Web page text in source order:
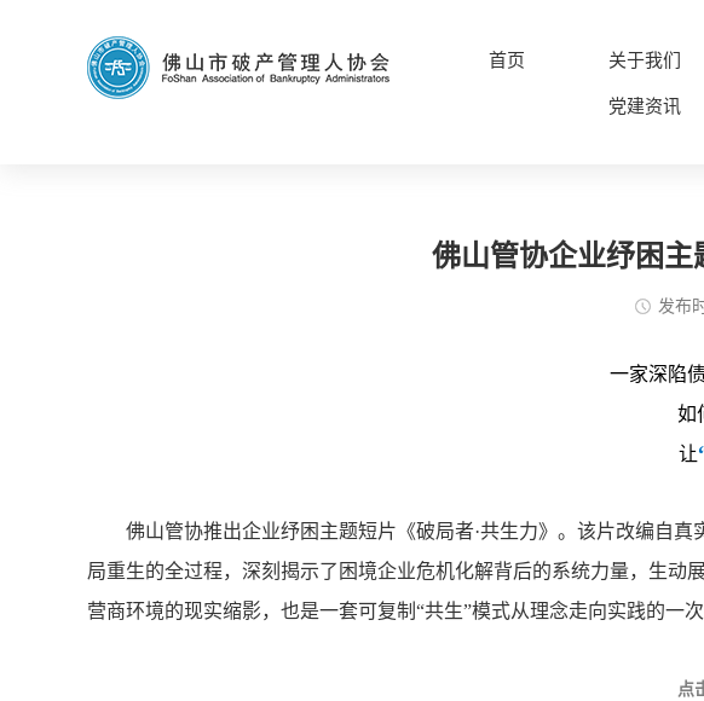
首页 关于我们
党建资讯
佛山管协企业纾困主
发布
一家深陷
如
让
佛山管协推出企业纾困主题短片《破局者·共生力》。该片改编自
局重生的全过程，深刻揭示了困境企业危机化解背后的系统力量，生
营商环境的现实缩影，也是一套可复制“共生”模式从理念走向实践的一次
点